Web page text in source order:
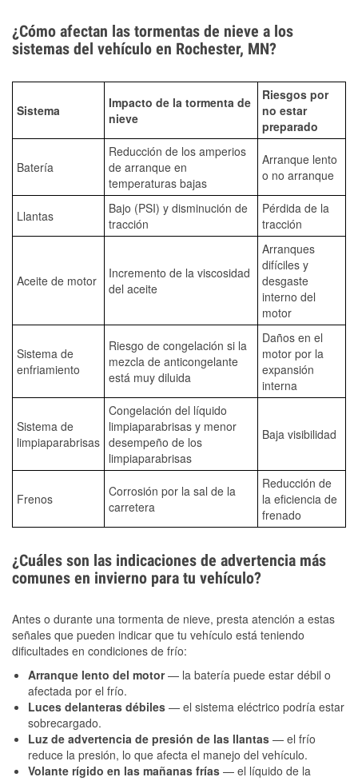
¿Cómo afectan las tormentas de nieve a los
sistemas del vehículo en Rochester, MN?
Sistema
Impacto de la tormenta de
nieve
Riesgos por
no estar
preparado
Batería
Reducción de los amperios
de arranque en
temperaturas bajas
Arranque lento
o no arranque
Llantas
Bajo (PSI) y disminución de
tracción
Pérdida de la
tracción
Aceite de motor
Incremento de la viscosidad
del aceite
Arranques
difíciles y
desgaste
interno del
motor
Sistema de
enfriamiento
Riesgo de congelación si la
mezcla de anticongelante
está muy diluida
Daños en el
motor por la
expansión
interna
Sistema de
limpiaparabrisas
Congelación del líquido
limpiaparabrisas y menor
desempeño de los
limpiaparabrisas
Baja visibilidad
Frenos
Corrosión por la sal de la
carretera
Reducción de
la eficiencia de
frenado
¿Cuáles son las indicaciones de advertencia más
comunes en invierno para tu vehículo?
Antes o durante una tormenta de nieve, presta atención a estas
señales que pueden indicar que tu vehículo está teniendo
dificultades en condiciones de frío:
Arranque lento del motor— la batería puede estar débil o
afectada por el frío.
Luces delanteras débiles — el sistema eléctrico podría estar
sobrecargado.
Luz de advertencia de presión de las llantas — el frío
reduce la presión, lo que afecta el manejo del vehículo.
Volante rígido en las mañanas frías — el líquido de la